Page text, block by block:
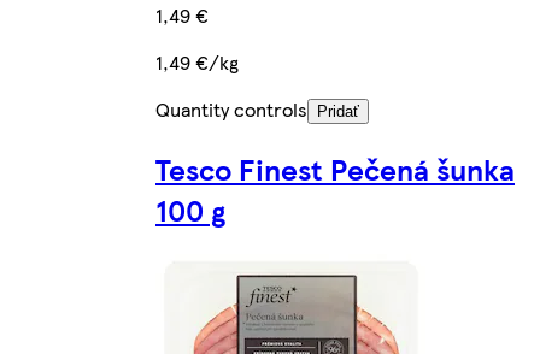
1,49 €
1,49 €/kg
Quantity controls
Pridať
Tesco Finest Pečená šunka
100 g